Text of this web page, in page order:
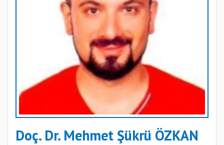
Doç. Dr. Mehmet Şükrü ÖZKAN